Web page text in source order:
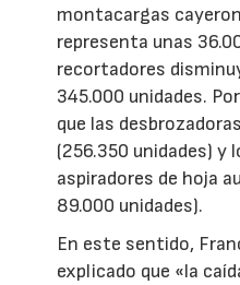
montacargas
representa unas
recortadores
345.000 unidades.
que las
(256.350 unidades) y
aspiradores de hoja
89.000 unidades).
En este sentido,
explicado que «la